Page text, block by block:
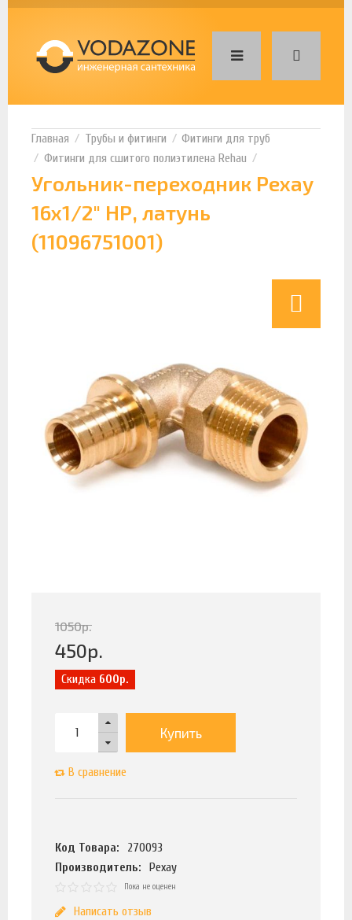
Трубы и фитинги
Фитинги для труб
Фитинги для сшитого полиэтилена Rehau
Угольник-переходник Рехау
16x1/2" НР, латунь
(11096751001)
1050р.
450р.
Скидка 600р.
Купить
В сравнение
Код Товара:
270093
Производитель:
Рехау
Пока не оценен
Написать отзыв